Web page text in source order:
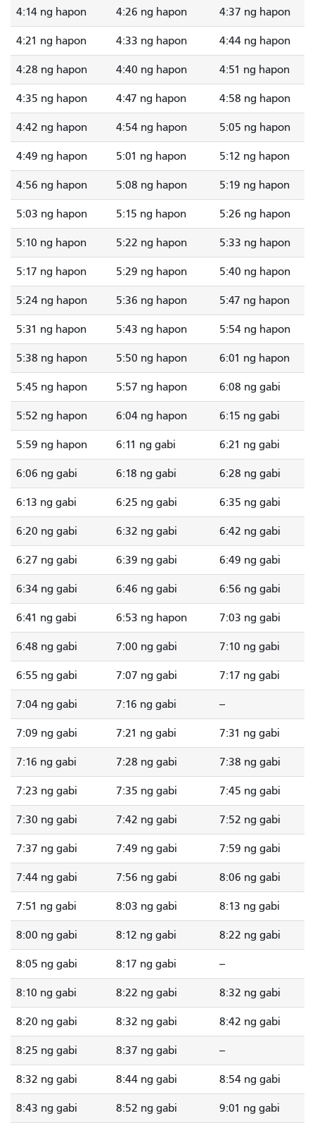
4:14 ng hapon 4:26 ng hapon 4:37 ng hapon
4:21 ng hapon 4:33 ng hapon 4:44 ng hapon
4:28 ng hapon 4:40 ng hapon 4:51 ng hapon
4:35 ng hapon 4:47 ng hapon 4:58 ng hapon
4:42 ng hapon 4:54 ng hapon 5:05 ng hapon
4:49 ng hapon 5:01 ng hapon 5:12 ng hapon
4:56 ng hapon 5:08 ng hapon 5:19 ng hapon
5:03 ng hapon 5:15 ng hapon 5:26 ng hapon
5:10 ng hapon 5:22 ng hapon 5:33 ng hapon
5:17 ng hapon 5:29 ng hapon 5:40 ng hapon
5:24 ng hapon 5:36 ng hapon 5:47 ng hapon
5:31 ng hapon 5:43 ng hapon 5:54 ng hapon
5:38 ng hapon 5:50 ng hapon 6:01 ng hapon
5:45 ng hapon 5:57 ng hapon 6:08 ng gabi
5:52 ng hapon 6:04 ng hapon 6:15 ng gabi
5:59 ng hapon 6:11 ng gabi 6:21 ng gabi
6:06 ng gabi 6:18 ng gabi 6:28 ng gabi
6:13 ng gabi 6:25 ng gabi 6:35 ng gabi
6:20 ng gabi 6:32 ng gabi 6:42 ng gabi
6:27 ng gabi 6:39 ng gabi 6:49 ng gabi
6:34 ng gabi 6:46 ng gabi 6:56 ng gabi
6:41 ng gabi 6:53 ng hapon 7:03 ng gabi
6:48 ng gabi 7:00 ng gabi 7:10 ng gabi
6:55 ng gabi 7:07 ng gabi 7:17 ng gabi
7:04 ng gabi 7:16 ng gabi --
7:09 ng gabi 7:21 ng gabi 7:31 ng gabi
7:16 ng gabi 7:28 ng gabi 7:38 ng gabi
7:23 ng gabi 7:35 ng gabi 7:45 ng gabi
7:30 ng gabi 7:42 ng gabi 7:52 ng gabi
7:37 ng gabi 7:49 ng gabi 7:59 ng gabi
7:44 ng gabi 7:56 ng gabi 8:06 ng gabi
7:51 ng gabi 8:03 ng gabi 8:13 ng gabi
8:00 ng gabi 8:12 ng gabi 8:22 ng gabi
8:05 ng gabi 8:17 ng gabi --
8:10 ng gabi 8:22 ng gabi 8:32 ng gabi
8:20 ng gabi 8:32 ng gabi 8:42 ng gabi
8:25 ng gabi 8:37 ng gabi --
8:32 ng gabi 8:44 ng gabi 8:54 ng gabi
8:43 ng gabi 8:52 ng gabi 9:01 ng gabi